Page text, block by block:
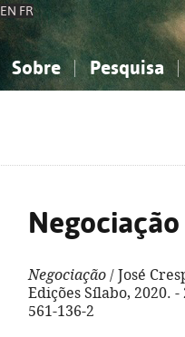
EN FR
Sobre Pesquisa
Negociação
Negociação / José
Edições Sílabo, 2020.
561-136-2